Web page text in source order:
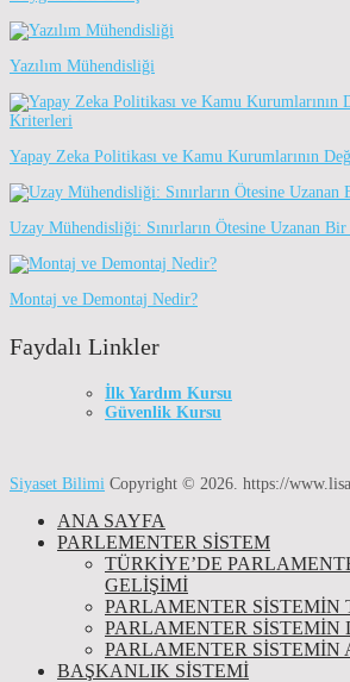
Yazılım Mühendisliği
Yapay Zeka Politikası ve Kamu Kurumlarının
Uzay Mühendisliği: Sınırların Ötesine Uzanan
Montaj ve Demontaj Nedir?
Faydalı Linkler
İlk Yardım Kursu
Güvenlik Kursu
Siyaset Bilimi Copyright © 2026. https://
ANA SAYFA
PARLEMENTER SİSTEM
TÜRKIYE’DE
GELIŞIMI
PARLAMENTER SİSTEMİN
PARLAMENTER SİSTEMİN
PARLAMENTER SİSTEMİN
BAŞKANLIK SİSTEMİ